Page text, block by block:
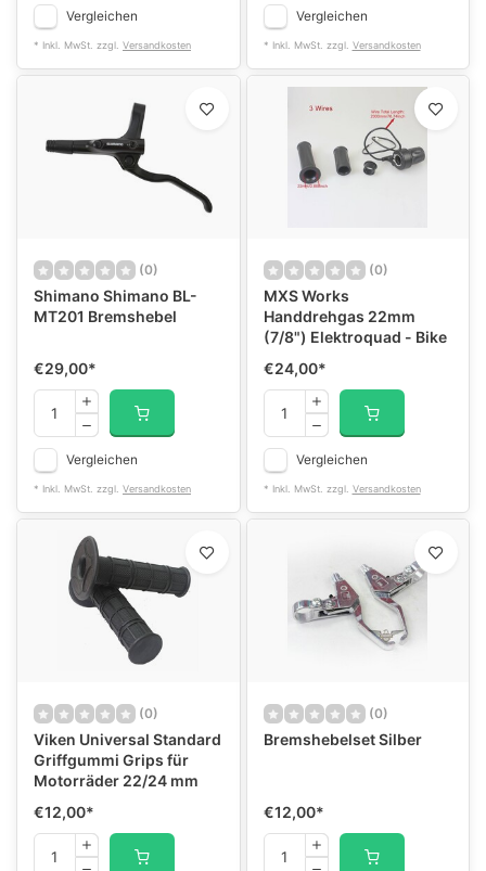
Vergleichen
* Inkl. MwSt. zzgl. Versandkosten
Vergleichen
* Inkl. MwSt. zzgl. Versandkosten
(0)
Shimano Shimano BL-
MT201 Bremshebel
€29,00*
Vergleichen
* Inkl. MwSt. zzgl. Versandkosten
(0)
MXS Works
Handdrehgas 22mm
(7/8") Elektroquad - Bike
€24,00*
Vergleichen
* Inkl. MwSt. zzgl. Versandkosten
(0)
Viken Universal Standard
Griffgummi Grips für
Motorräder 22/24 mm
€12,00*
(0)
Bremshebelset Silber
€12,00*